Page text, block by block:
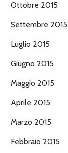
Ottobre 2015
Settembre 2015
Luglio 2015
Giugno 2015
Maggio 2015
Aprile 2015
Marzo 2015
Febbraio 2015